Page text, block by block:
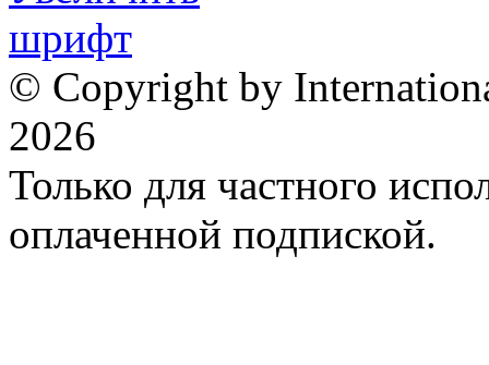
© Copyright by
2026
Только для частного
оплаченной подпиской.